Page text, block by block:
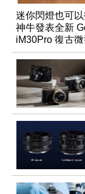
迷你閃燈也可以
神牛發表全新
iM30Pro 復古